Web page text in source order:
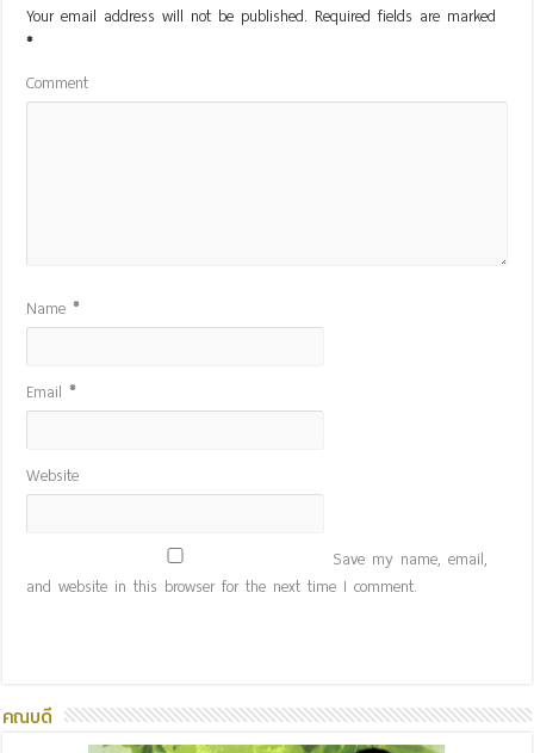
Your email address will not be published. Required fields are marked
*
Comment
Name*
Email*
Website
Save my name, email,
and website in this browser for the next time I comment.
คณบดี